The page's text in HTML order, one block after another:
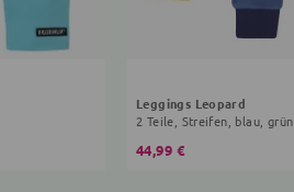
Leggings Leopard
2 Teile, Streifen, blau, grün
44,99 €